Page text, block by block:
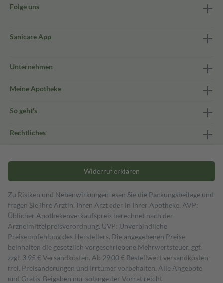
Folge uns
Sanicare App
Unternehmen
Meine Apotheke
So geht's
Rechtliches
Widerruf erklären
Zu Risiken und Nebenwirkungen lesen Sie die Packungsbeilage und
fragen Sie Ihre Ärztin, Ihren Arzt oder in Ihrer Apotheke. AVP:
Üblicher Apothekenverkaufspreis berechnet nach der
Arzneimittelpreisverordnung. UVP: Unverbindliche
Preisempfehlung des Herstellers. Die angegebenen Preise
beinhalten die gesetzlich vorgeschriebene Mehrwertsteuer, ggf.
zzgl. 3,95 € Versandkosten. Ab 29,00 € Bestell­wert versand­kosten­
frei. Preisänderungen und Irrtümer vorbehalten. Alle Angebote
und Gratis-Beigaben nur solange der Vorrat reicht.